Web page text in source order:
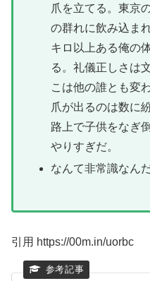
爪を立てる。東京
の群れに飲み込ま
キロ以上ある俺の
る。礼儀正しさは
こは他の誰とも変
爪が出るのは数に
路上で子供をなぎ
やりすぎだ。
なんて非常識なん
引用 https://00m.in/uorbc